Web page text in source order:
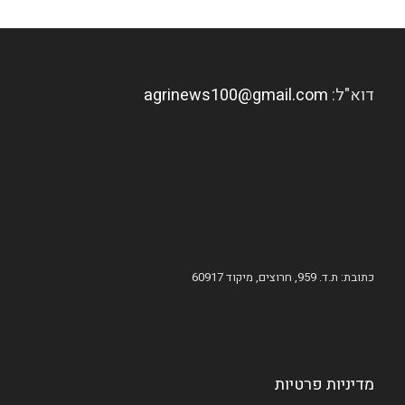
דוא"ל: agrinews100@gmail.com
כתובת: ת.ד. 959, חרוצים, מיקוד 60917
מדיניות פרטיות